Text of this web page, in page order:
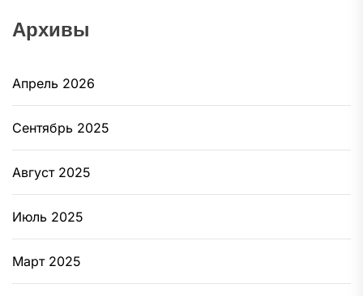
Архивы
Апрель 2026
Сентябрь 2025
Август 2025
Июль 2025
Март 2025